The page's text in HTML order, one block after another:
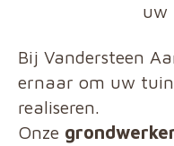
uw
Bij Vandersteen
ernaar om uw
realiseren.
Onze